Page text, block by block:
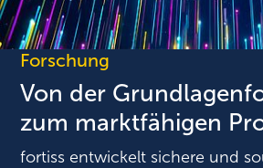
Forschung
Von der
zum marktfähigen
fortiss entwickelt sichere und